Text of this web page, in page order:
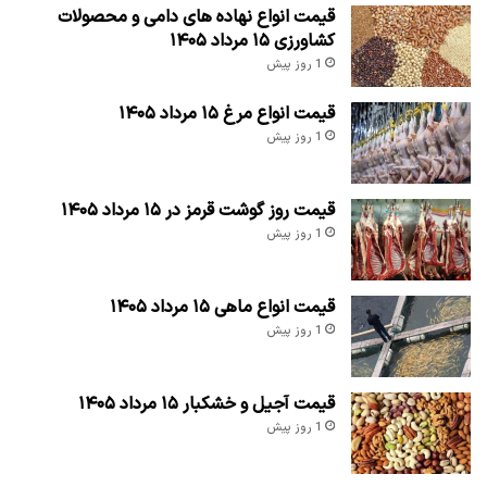
قیمت انواع نهاده های دامی و محصولات
کشاورزی ۱۵ مرداد ۱۴۰۵
1 روز پیش
قیمت انواع مرغ ۱۵ مرداد ۱۴۰۵
1 روز پیش
قیمت روز گوشت قرمز در ۱۵ مرداد ۱۴۰۵
1 روز پیش
قیمت انواع ماهی ۱۵ مرداد ۱۴۰۵
1 روز پیش
قیمت آجیل و خشکبار ۱۵ مرداد ۱۴۰۵
1 روز پیش